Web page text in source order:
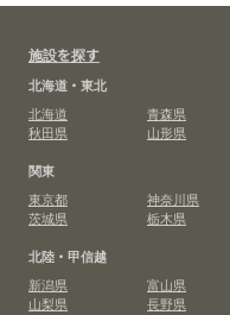
施設を探す
北海道・東北
北海道
青森県
秋田県
山形県
関東
東京都
神奈川県
茨城県
栃木県
北陸・甲信越
新潟県
富山県
山梨県
長野県